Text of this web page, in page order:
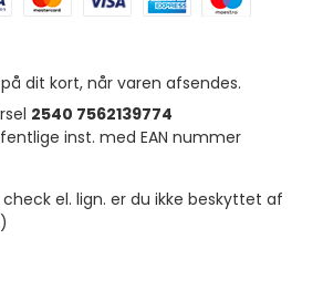
dit kort, når varen afsendes.
2540 7562139774
inst. med EAN nummer
el. lign. er du ikke beskyttet af